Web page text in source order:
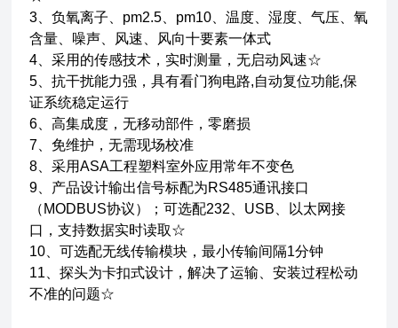
3、负氧离子、pm2.5、pm10、温度、湿度、气压、氧
含量、噪声、风速、风向十要素一体式
4、采用的传感技术，实时测量，无启动风速☆
5、抗干扰能力强，具有看门狗电路,自动复位功能,保
证系统稳定运行
6、高集成度，无移动部件，零磨损
7、免维护，无需现场校准
8、采用ASA工程塑料室外应用常年不变色
9、产品设计输出信号标配为RS485通讯接口
（MODBUS协议）；可选配232、USB、以太网接
口，支持数据实时读取☆
10、可选配无线传输模块，最小传输间隔1分钟
11、探头为卡扣式设计，解决了运输、安装过程松动
不准的问题☆